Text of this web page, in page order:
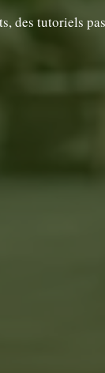
des tutoriels